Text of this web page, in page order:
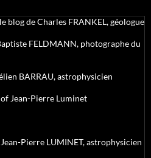
blog de Charles FRANKEL, géologue
FELDMANN, photographe du
BARRAU, astrophysicien
Jean-Pierre Luminet
Pierre LUMINET, astrophysicien